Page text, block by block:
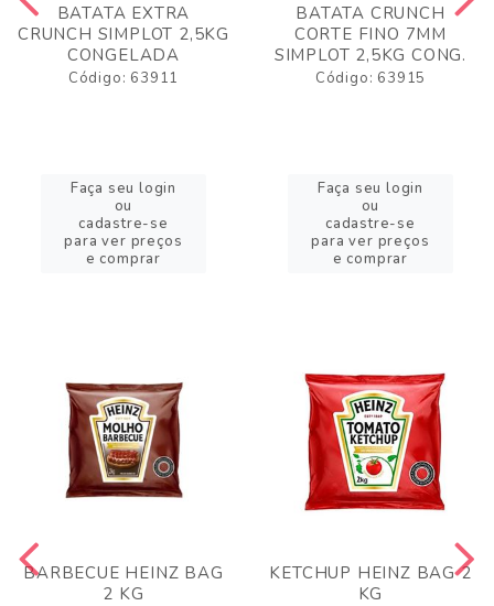
BATATA EXTRA
CRUNCH SIMPLOT 2,5KG
CONGELADA
Código: 63911
Faça seu login
ou
cadastre-se
para ver preços
e comprar
BATATA CRUNCH
CORTE FINO 7MM
SIMPLOT 2,5KG CONG.
Código: 63915
Faça seu login
ou
cadastre-se
para ver preços
e comprar
BARBECUE HEINZ BAG
2 KG
KETCHUP HEINZ BAG 2
KG